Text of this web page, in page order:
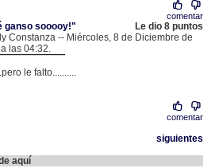
comentar
ganso sooooy!"
Le dio 8 puntos
Constanza -- Miércoles, 8 de Diciembre de
las 04:32.
le falto..........
comentar
siguientes
aquí